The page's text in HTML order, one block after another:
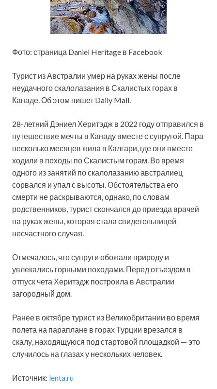
Фото: страница Daniel Heritage в Facebook
Турист из Австралии умер на руках жены после
неудачного скалолазания в Скалистых горах в
Канаде. Об этом пишет Daily Mail.
28-летний Дэниел Херитэдж в 2022 году отправился в
путешествие мечты в Канаду вместе с супругой. Пара
несколько месяцев жила в Калгари, где они вместе
ходили в походы по Скалистым горам. Во время
одного из занятий по скалолазанию австралиец
сорвался и упал с высоты. Обстоятельства его
смерти не раскрываются, однако, по словам
родственников, турист скончался до приезда врачей
на руках жены, которая стала свидетельницей
несчастного случая.
Отмечалось, что супруги обожали природу и
увлекались горными походами. Перед отъездом в
отпуск чета Херитэдж построила в Австралии
загородный дом.
Ранее в октябре турист из Великобритании во время
полета на параплане в горах Турции врезался в
скалу, находящуюся под стартовой площадкой — это
случилось на глазах у нескольких человек.
Источник: lenta.ru